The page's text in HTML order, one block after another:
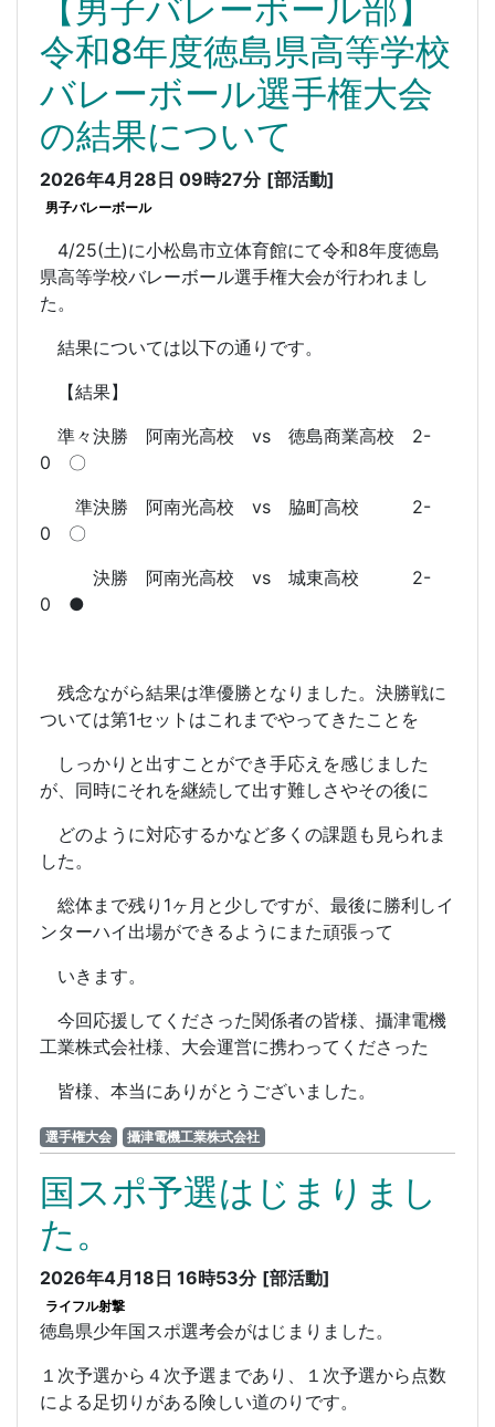
【男子バレーボール部】
令和8年度徳島県高等学校
バレーボール選手権大会
の結果について
2026年4月28日 09時27分 [部活動]
男子バレーボール
4/25(土)に小松島市立体育館にて令和8年度徳島
県高等学校バレーボール選手権大会が行われまし
た。
結果については以下の通りです。
【結果】
準々決勝 阿南光高校 vs 徳島商業高校 2-
0 〇
準決勝 阿南光高校 vs 脇町高校 2-
0 〇
決勝 阿南光高校 vs 城東高校 2-
0 ●
残念ながら結果は準優勝となりました。決勝戦に
ついては第1セットはこれまでやってきたことを
しっかりと出すことができ手応えを感じました
が、同時にそれを継続して出す難しさやその後に
どのように対応するかなど多くの課題も見られま
した。
総体まで残り1ヶ月と少しですが、最後に勝利しイ
ンターハイ出場ができるようにまた頑張って
いきます。
今回応援してくださった関係者の皆様、攝津電機
工業株式会社様、大会運営に携わってくださった
皆様、本当にありがとうございました。
選手権大会 攝津電機工業株式会社
国スポ予選はじまりまし
た。
2026年4月18日 16時53分 [部活動]
ライフル射撃
徳島県少年国スポ選考会がはじまりました。
１次予選から４次予選まであり、１次予選から点数
による足切りがある険しい道のりです。